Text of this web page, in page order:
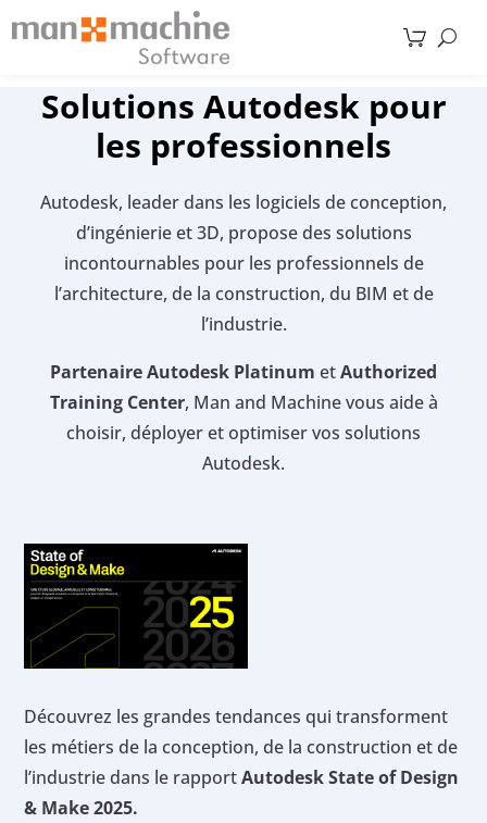
Solutions Autodesk pour
les professionnels
Autodesk, leader dans les logiciels de conception,
d’ingénierie et 3D, propose des solutions
incontournables pour les professionnels de
l’architecture, de la construction, du BIM et de
l’industrie.
Partenaire Autodesk Platinum etAuthorized
Training Center, Man and Machine vous aide à
choisir, déployer et optimiser vos solutions
Autodesk.
Découvrez les grandes tendances qui transforment
les métiers de la conception, de la construction et de
l’industrie dans le rapportAutodesk State of Design
& Make 2025.